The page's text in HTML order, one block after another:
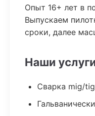
Опыт 16+ лет в
Выпускаем
сроки, далее
Наши
Сварка mig/